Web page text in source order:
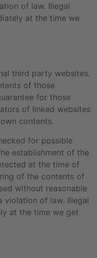
of law. Illegal
at the time we
third party websites.
of those
for those
of linked websites
contents.
for possible
establishment of the
at the time of
of the contents of
without reasonable
violation of law. Illegal
at the time we get